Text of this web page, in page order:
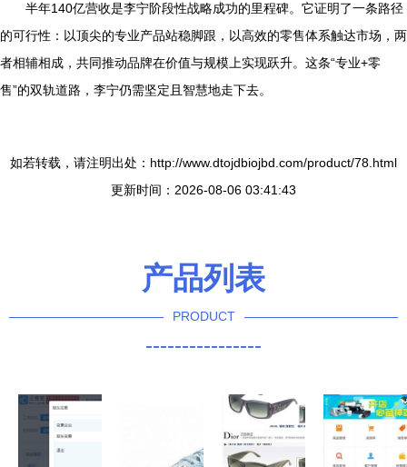
半年140亿营收是李宁阶段性战略成功的里程碑。它证明了一条路径
的可行性：以顶尖的专业产品站稳脚跟，以高效的零售体系触达市场，两
者相辅相成，共同推动品牌在价值与规模上实现跃升。这条“专业+零
售”的双轨道路，李宁仍需坚定且智慧地走下去。
如若转载，请注明出处：http://www.dtojdbiojbd.com/product/78.html
更新时间：2026-08-06 03:41:43
产品列表
PRODUCT
----------------